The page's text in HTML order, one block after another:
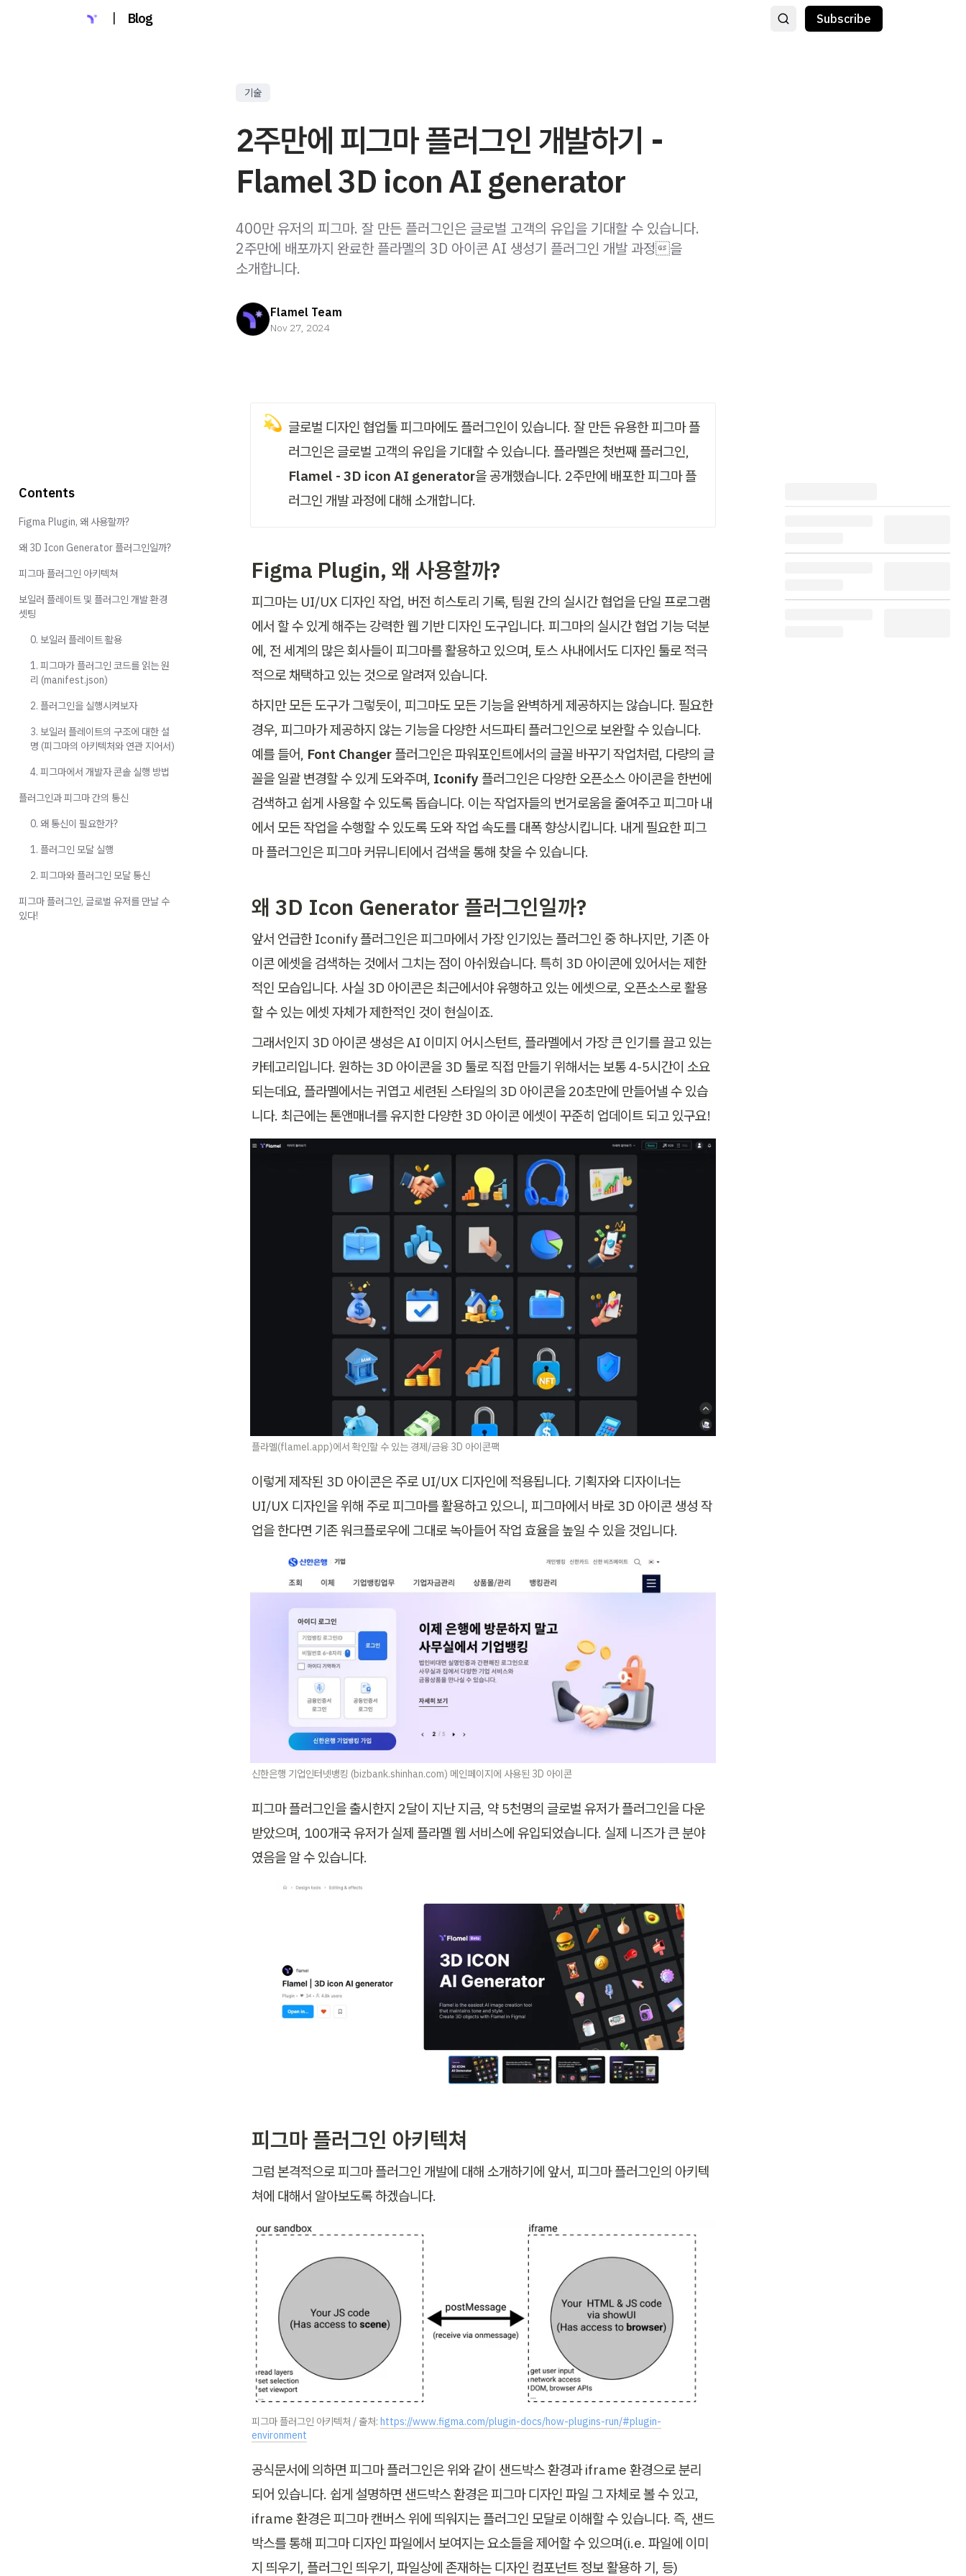
| Blog Subscribe
기술
2주만에 피그마 플러그인 개발하기 -
Flamel 3D icon AI generator
400만 유저의 피그마. 잘 만든 플러그인은 글로벌 고객의 유입을 기대할 수 있습니다.
2주만에 배포까지 완료한 플라멜의 3D 아이콘 AI 생성기 플러그인 개발 과정을
소개합니다.
Flamel Team
Nov 27, 2024
💫 글로벌 디자인 협업툴 피그마에도 플러그인이 있습니다. 잘 만든 유용한 피그마 플
Flamel - 3D icon AI generator을 공개했습니다. 2주만에 배포한 피그마 플
러그인 개발 과정에 대해 소개합니다.
Figma Plugin, 왜 사용할까?
피그마는 UI/UX 디자인 작업, 버전 히스토리 기록, 팀원 간의 실시간 협업을 단일 프로그램
에서 할 수 있게 해주는 강력한 웹 기반 디자인 도구입니다. 피그마의 실시간 협업 기능 덕분
에, 전 세계의 많은 회사들이 피그마를 활용하고 있으며, 토스 사내에서도 디자인 툴로 적극
적으로 채택하고 있는 것으로 알려져 있습니다.
하지만 모든 도구가 그렇듯이, 피그마도 모든 기능을 완벽하게 제공하지는 않습니다. 필요한
경우, 피그마가 제공하지 않는 기능을 다양한 서드파티 플러그인으로 보완할 수 있습니다.
예를 들어, Font Changer 플러그인은 파워포인트에서의 글꼴 바꾸기 작업처럼, 다량의 글
꼴을 일괄 변경할 수 있게 도와주며, Iconify 플러그인은 다양한 오픈소스 아이콘을 한번에
검색하고 쉽게 사용할 수 있도록 돕습니다. 이는 작업자들의 번거로움을 줄여주고 피그마 내
에서 모든 작업을 수행할 수 있도록 도와 작업 속도를 대폭 향상시킵니다. 내게 필요한 피그
마 플러그인은 피그마 커뮤니티에서 검색을 통해 찾을 수 있습니다.
왜 3D Icon Generator 플러그인일까?
앞서 언급한 Iconify 플러그인은 피그마에서 가장 인기있는 플러그인 중 하나지만, 기존 아
이콘 에셋을 검색하는 것에서 그치는 점이 아쉬웠습니다. 특히 3D 아이콘에 있어서는 제한
적인 모습입니다. 사실 3D 아이콘은 최근에서야 유행하고 있는 에셋으로, 오픈소스로 활용
할 수 있는 에셋 자체가 제한적인 것이 현실이죠.
그래서인지 3D 아이콘 생성은 AI 이미지 어시스턴트, 플라멜에서 가장 큰 인기를 끌고 있는
카테고리입니다. 원하는 3D 아이콘을 3D 툴로 직접 만들기 위해서는 보통 4-5시간이 소요
되는데요, 플라멜에서는 귀엽고 세련된 스타일의 3D 아이콘을 20초만에 만들어낼 수 있습
니다. 최근에는 톤앤매너를 유지한 다양한 3D 아이콘 에셋이 꾸준히 업데이트 되고 있구요!
플라멜(flamel.app)에서 확인할 수 있는 경제/금융 3D 아이콘팩
이렇게 제작된 3D 아이콘은 주로 UI/UX 디자인에 적용됩니다. 기획자와 디자이너는
UI/UX 디자인을 위해 주로 피그마를 활용하고 있으니, 피그마에서 바로 3D 아이콘 생성 작
업을 한다면 기존 워크플로우에 그대로 녹아들어 작업 효율을 높일 수 있을 것입니다.
신한은행 기업인터넷뱅킹 (bizbank.shinhan.com) 메인페이지에 사용된 3D 아이콘
피그마 플러그인을 출시한지 2달이 지난 지금, 약 5천명의 글로벌 유저가 플러그인을 다운
받았으며, 100개국 유저가 실제 플라멜 웹 서비스에 유입되었습니다. 실제 니즈가 큰 분야
였음을 알 수 있습니다.
피그마 플러그인 아키텍쳐
그럼 본격적으로 피그마 플러그인 개발에 대해 소개하기에 앞서, 피그마 플러그인의 아키텍
쳐에 대해서 알아보도록 하겠습니다.
피그마 플러그인 아키텍처 / 출처: https://www.figma.com/plugin-docs/how-plugins-run/#plugin-
environment
공식문서에 의하면 피그마 플러그인은 위와 같이 샌드박스 환경과 iframe 환경으로 분리
되어 있습니다. 쉽게 설명하면 샌드박스 환경은 피그마 디자인 파일 그 자체로 볼 수 있고,
iframe 환경은 피그마 캔버스 위에 띄워지는 플러그인 모달로 이해할 수 있습니다. 즉, 샌드
박스를 통해 피그마 디자인 파일에서 보여지는 요소들을 제어할 수 있으며(i.e. 파일에 이미
지 띄우기, 플러그인 띄우기, 파일상에 존재하는 디자인 컴포넌트 정보 활용하 기, 등)
Contents
Figma Plugin, 왜 사용할까?
왜 3D Icon Generator 플러그인일까?
피그마 플러그인 아키텍쳐
보일러 플레이트 및 플러그인 개발 환경
셋팅
0. 보일러 플레이트 활용
1. 피그마가 플러그인 코드를 읽는 원
리 (manifest.json)
2. 플러그인을 실행시켜보자
3. 보일러 플레이트의 구조에 대한 설
명 (피그마의 아키텍처와 연관 지어서)
4. 피그마에서 개발자 콘솔 실행 방법
플러그인과 피그마 간의 통신
0. 왜 통신이 필요한가?
1. 플러그인 모달 실행
2. 피그마와 플러그인 모달 통신
피그마 플러그인, 글로벌 유저를 만날 수
있다!